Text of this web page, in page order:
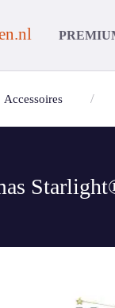
Accessoires